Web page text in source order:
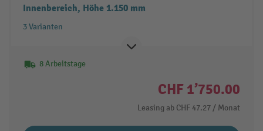
Innenbereich, Höhe 1.150 mm
3 Varianten
8 Arbeitstage
CHF 1’750.00
Leasing ab CHF 47.27 / Monat